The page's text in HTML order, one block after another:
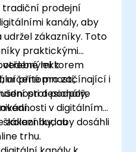
tradiční prodejní
kanály, aby
udržel zákazníky. Toto
praktickými
k
přítomnosti,
a podpoře
vedené lektorem
určené pro začínající i
profesionály,
v digitálním
zákazníky, aby dosáhli
trhu.
budou